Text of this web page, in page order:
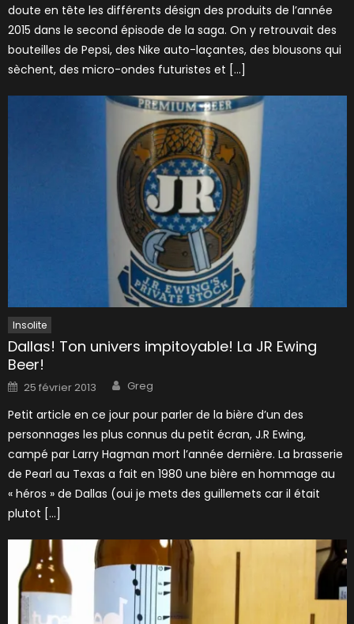
doute en tête les différents désign des produits de l’année
2015 dans le second épisode de la saga. On y retrouvait des
bouteilles de Pepsi, des Nike auto-laçantes, des blousons qui
sèchent, des micro-ondes futuristes et […]
Insolite
Dallas! Ton univers impitoyable! La JR Ewing
Beer!
Posted
on
25 février 2013 Author
Greg
Petit article en ce jour pour parler de la bière d’un des
personnages les plus connus du petit écran, J.R Ewing,
campé par Larry Hagman mort l’année dernière. La brasserie
de Pearl au Texas a fait en 1980 une bière en hommage au
« héros » de Dallas (oui je mets des guillemets car il était
plutot […]